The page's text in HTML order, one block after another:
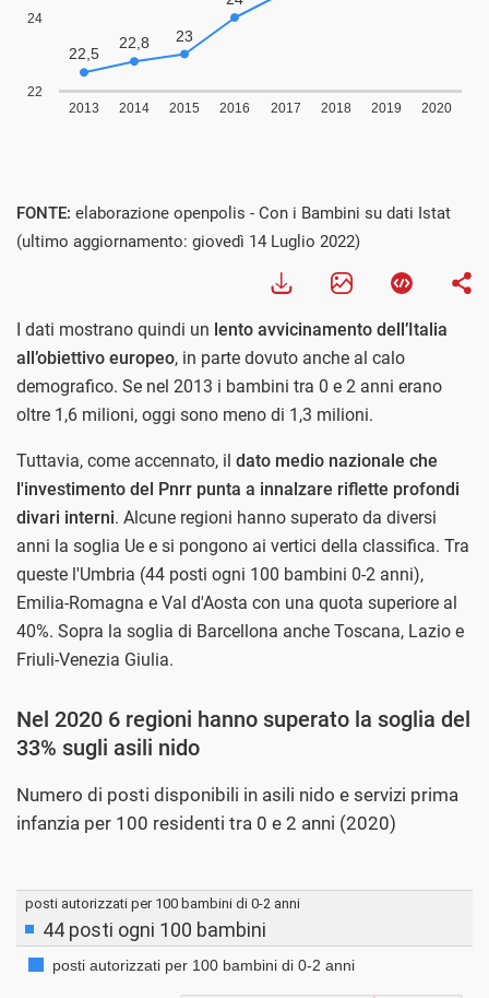
FONTE: elaborazione openpolis - Con i Bambini su dati Istat
(ultimo aggiornamento: giovedì 14 Luglio 2022)
I dati mostrano quindi un lento avvicinamento dell’Italia
all’obiettivo europeo, in parte dovuto anche al calo
demografico. Se nel 2013 i bambini tra 0 e 2 anni erano
oltre 1,6 milioni, oggi sono meno di 1,3 milioni.
Tuttavia, come accennato, il dato medio nazionale che
l'investimento del Pnrr punta a innalzare riflette profondi
divari interni. Alcune regioni hanno superato da diversi
anni la soglia Ue e si pongono ai vertici della classifica. Tra
queste l'Umbria (44 posti ogni 100 bambini 0-2 anni),
Emilia-Romagna e Val d'Aosta con una quota superiore al
40%. Sopra la soglia di Barcellona anche Toscana, Lazio e
Friuli-Venezia Giulia.
Nel 2020 6 regioni hanno superato la soglia del
33% sugli asili nido
Numero di posti disponibili in asili nido e servizi prima
infanzia per 100 residenti tra 0 e 2 anni (2020)